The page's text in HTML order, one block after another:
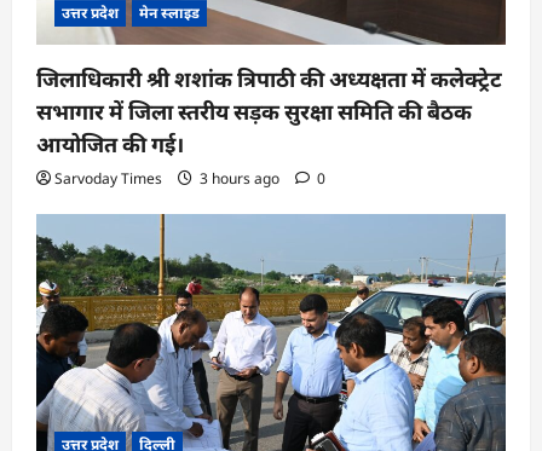
उत्तर प्रदेश मेन स्लाइड
जिलाधिकारी श्री शशांक त्रिपाठी की अध्यक्षता में कलेक्ट्रेट
सभागार में जिला स्तरीय सड़क सुरक्षा समिति की बैठक
आयोजित की गई।
Sarvoday Times 3 hours ago 0
उत्तर प्रदेश दिल्ली